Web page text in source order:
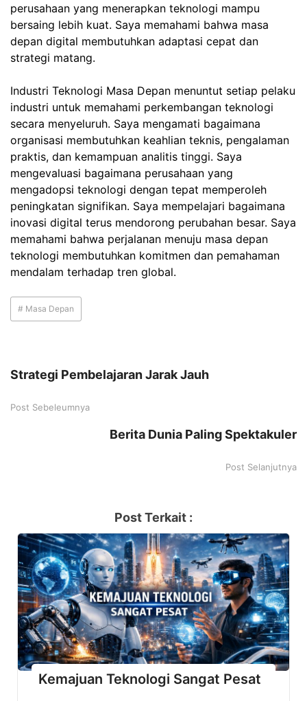
perusahaan yang menerapkan teknologi mampu
bersaing lebih kuat. Saya memahami bahwa masa
depan digital membutuhkan adaptasi cepat dan
strategi matang.
Industri Teknologi Masa Depan menuntut setiap pelaku
industri untuk memahami perkembangan teknologi
secara menyeluruh. Saya mengamati bagaimana
organisasi membutuhkan keahlian teknis, pengalaman
praktis, dan kemampuan analitis tinggi. Saya
mengevaluasi bagaimana perusahaan yang
mengadopsi teknologi dengan tepat memperoleh
peningkatan signifikan. Saya mempelajari bagaimana
inovasi digital terus mendorong perubahan besar. Saya
memahami bahwa perjalanan menuju masa depan
teknologi membutuhkan komitmen dan pemahaman
mendalam terhadap tren global.
# Masa Depan
Strategi Pembelajaran Jarak Jauh
Post Sebeleumnya
Berita Dunia Paling Spektakuler
Post Selanjutnya
Post Terkait :
Kemajuan Teknologi Sangat Pesat